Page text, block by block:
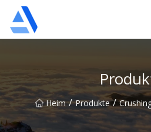
Heim / Produkte /